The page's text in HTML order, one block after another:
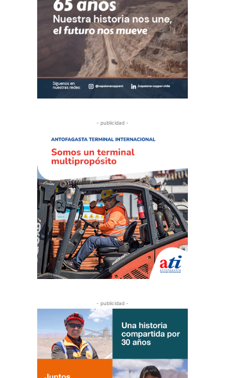
- publicidad -
- publicidad -